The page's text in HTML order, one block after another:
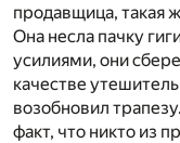
продавщица, такая
Она несла пачку
усилиями, они
качестве
возобновил
факт, что никто из